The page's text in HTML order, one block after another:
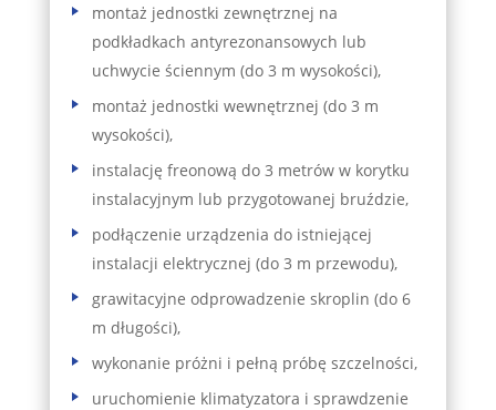
montaż jednostki zewnętrznej na
podkładkach antyrezonansowych lub
uchwycie ściennym (do 3 m wysokości),
montaż jednostki wewnętrznej (do 3 m
wysokości),
instalację freonową do 3 metrów w korytku
instalacyjnym lub przygotowanej bruździe,
podłączenie urządzenia do istniejącej
instalacji elektrycznej (do 3 m przewodu),
grawitacyjne odprowadzenie skroplin (do 6
m długości),
wykonanie próżni i pełną próbę szczelności,
uruchomienie klimatyzatora i sprawdzenie